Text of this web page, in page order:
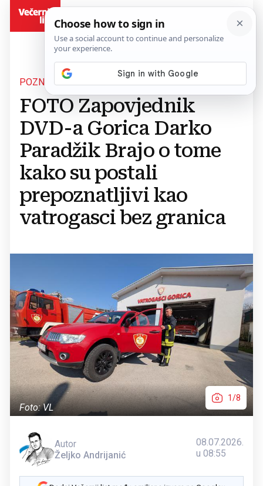
POZNATI DOBROVOLJAC
FOTO Zapovjednik
DVD-a Gorica Darko
Paradžik Brajo o tome
kako su postali
prepoznatljivi kao
vatrogasci bez granica
Foto: VL
1/8
Autor
Željko Andrijanić
08.07.2026.
u 08:55